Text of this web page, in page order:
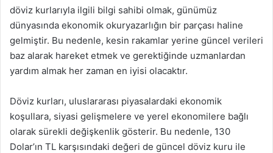
döviz kurlarıyla ilgili bilgi sahibi olmak, günümüz
dünyasında ekonomik okuryazarlığın bir parçası haline
gelmiştir. Bu nedenle, kesin rakamlar yerine güncel verileri
baz alarak hareket etmek ve gerektiğinde uzmanlardan
yardım almak her zaman en iyisi olacaktır.
Döviz kurları, uluslararası piyasalardaki ekonomik
koşullara, siyasi gelişmelere ve yerel ekonomilere bağlı
olarak sürekli değişkenlik gösterir. Bu nedenle, 130
Dolar’ın TL karşısındaki değeri de güncel döviz kuru ile